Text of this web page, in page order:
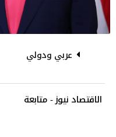
عربي ودولي
الاقتصاد نيوز - متابعة